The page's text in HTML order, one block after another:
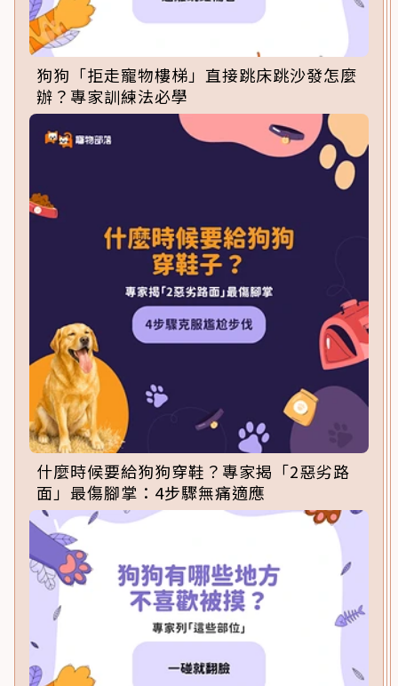
狗狗「拒走寵物樓梯」直接跳床跳沙發怎麼
辦？專家訓練法必學
什麼時候要給狗狗穿鞋？專家揭「2惡劣路
面」最傷腳掌：4步驟無痛適應